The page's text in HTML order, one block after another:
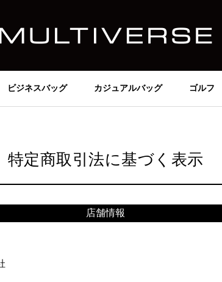
ビジネスバッグ カジュアルバッグ ゴルフ
特定商取引法に基づく表示
店舗情報